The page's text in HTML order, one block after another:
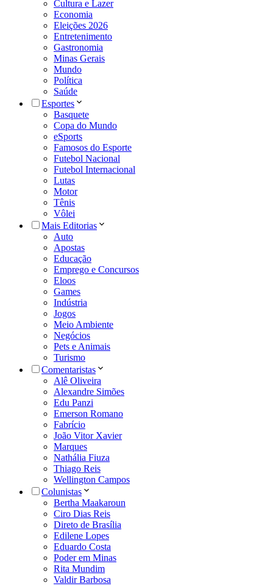
Cultura e Lazer
Economia
Eleições 2026
Entretenimento
Gastronomia
Minas Gerais
Mundo
Política
Saúde
Esportes
Basquete
Copa do Mundo
eSports
Famosos do Esporte
Futebol Nacional
Futebol Internacional
Lutas
Motor
Tênis
Vôlei
Mais Editorias
Auto
Apostas
Educação
Emprego e Concursos
Eloos
Games
Indústria
Jogos
Meio Ambiente
Negócios
Pets e Animais
Turismo
Comentaristas
Alê Oliveira
Alexandre Simões
Edu Panzi
Emerson Romano
Fabrício
João Vitor Xavier
Marques
Nathália Fiuza
Thiago Reis
Wellington Campos
Colunistas
Bertha Maakaroun
Ciro Dias Reis
Direto de Brasília
Edilene Lopes
Eduardo Costa
Poder em Minas
Rita Mundim
Valdir Barbosa